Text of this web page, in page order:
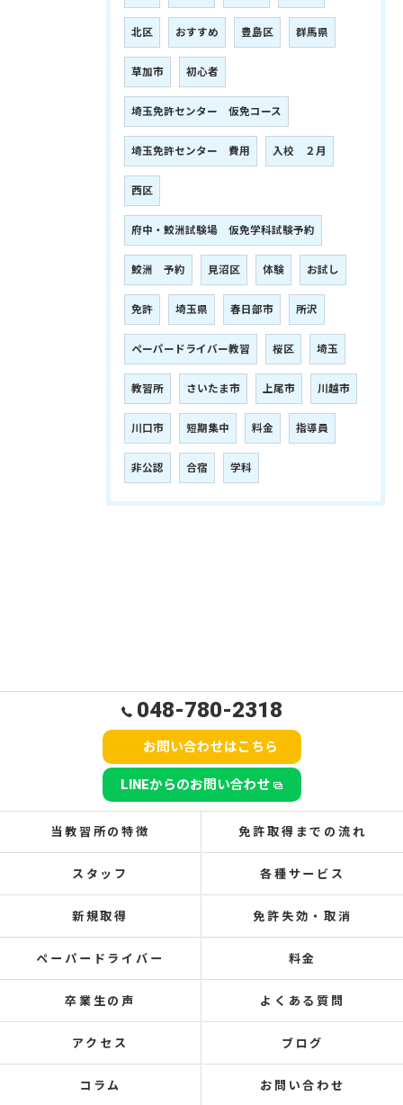
北区 おすすめ 豊島区 群馬県
草加市 初心者
埼玉免許センター 仮免コース
埼玉免許センター 費用 入校 ２月
西区
府中・鮫洲試験場 仮免学科試験予約
鮫洲 予約 見沼区 体験 お試し
免許 埼玉県 春日部市 所沢
ペーパードライバー教習 桜区 埼玉
教習所 さいたま市 上尾市 川越市
川口市 短期集中 料金 指導員
非公認 合宿 学科
048-780-2318
お問い合わせはこちら
LINEからのお問い合わせ
当教習所の特徴 免許取得までの流れ
スタッフ 各種サービス
新規取得 免許失効・取消
ペーパードライバー 料金
卒業生の声 よくある質問
アクセス ブログ
コラム お問い合わせ